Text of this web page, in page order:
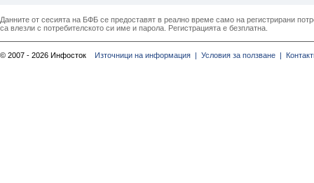
Данните от сесията на БФБ се предоставят в реално време само на регистрирани
са влезли с потребителското си име и парола. Регистрацията е безплатна.
© 2007 - 2026 Инфосток Източници на информация | Условия за ползване |